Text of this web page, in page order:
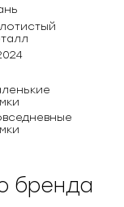
бренда